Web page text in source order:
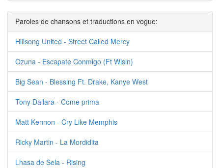
Paroles de chansons et traductions en vogue:
Hillsong United - Street Called Mercy
Ozuna - Escapate Conmigo (Ft Wisin)
Big Sean - Blessing Ft. Drake, Kanye West
Tony Dallara - Come prima
Matt Kennon - Cry Like Memphis
Ricky Martin - La Mordidita
Lhasa de Sela - Rising